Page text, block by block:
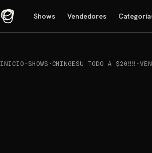
Shows Vendedores
INICIO · SHOWS · CHINGESU TODO A $20‼️‼️ ·